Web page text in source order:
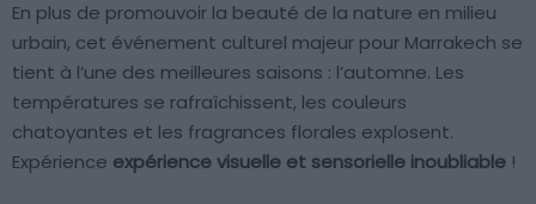
En plus de promouvoir la beauté de la nature en milieu
urbain, cet événement culturel majeur pour Marrakech se
tient à l’une des meilleures saisons : l’automne. Les
températures se rafraîchissent, les couleurs
chatoyantes et les fragrances florales explosent.
Expérience expérience visuelle et sensorielle inoubliable !